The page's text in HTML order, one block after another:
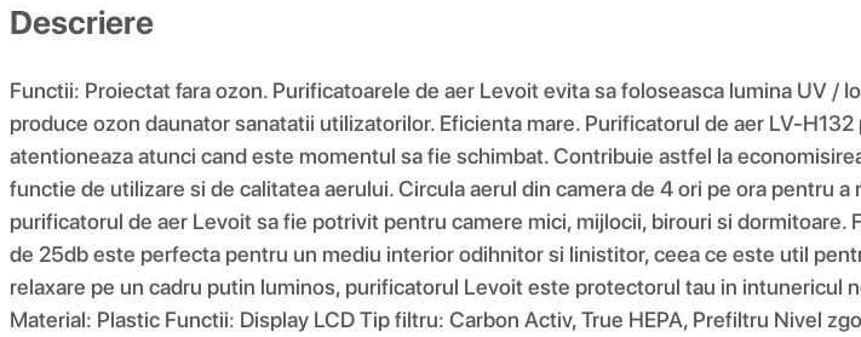
Descriere
Functii: Proiectat fara ozon. Purificatoarele de aer Levoit evita sa foloseasca lumina UV /
produce ozon daunator sanatatii utilizatorilor. Eficienta mare. Purificatorul de aer LV-
atentioneaza atunci cand este momentul sa fie schimbat. Contribuie astfel la
functie de utilizare si de calitatea aerului. Circula aerul din camera de 4 ori pe ora pentru
purificatorul de aer Levoit sa fie potrivit pentru camere mici, mijlocii, birouri si
de 25db este perfecta pentru un mediu interior odihnitor si linistitor, ceea ce este util
relaxare pe un cadru putin luminos, purificatorul Levoit este protectorul tau in
Material: Plastic Functii: Display LCD Tip filtru: Carbon Activ, True HEPA, Prefiltru Nivel